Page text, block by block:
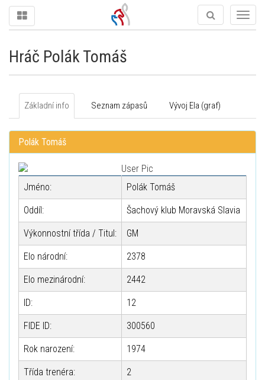
Hráč Polák Tomáš
Základní info Seznam zápasů Vývoj Ela (graf)
Polák Tomáš
Jméno: Polák Tomáš
Oddíl: Šachový klub Moravská Slavia
Výkonnostní třída / Titul: GM
Elo národní: 2378
Elo mezinárodní: 2442
ID: 12
FIDE ID: 300560
Rok narození: 1974
Třída trenéra: 2